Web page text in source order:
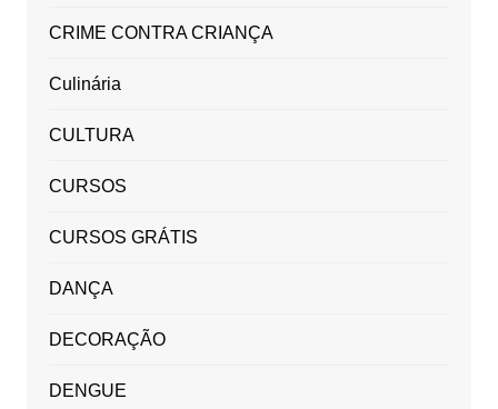
CRIME CONTRA CRIANÇA
Culinária
CULTURA
CURSOS
CURSOS GRÁTIS
DANÇA
DECORAÇÃO
DENGUE